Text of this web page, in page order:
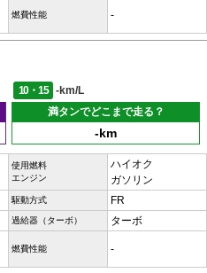
燃費性能 -
10・15
-km/L
満タンでどこまで走る？
-km
使用燃料
エンジン
ハイオク
ガソリン
駆動方式 FR
過給器（ターボ） ターボ
燃費性能 -